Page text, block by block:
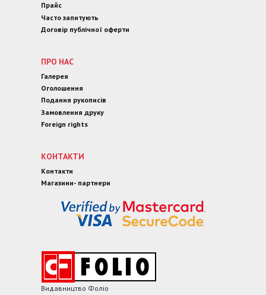
Прайс
Часто запитують
Договір публічної оферти
ПРО НАС
Галерея
Оголошення
Подання рукописів
Замовлення друку
Foreign rights
КОНТАКТИ
Контакти
Магазини- партнери
Видавництво Фоліо